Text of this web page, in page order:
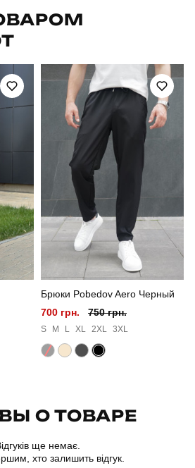
для повсякденного носіння
повсякденний
поліестер
україна
Брюки Pobedov Aero Черный
700 грн.
750 грн.
S M L XL 2XL 3XL
О ТОВАРЕ
ще немає.
хто залишить відгук.